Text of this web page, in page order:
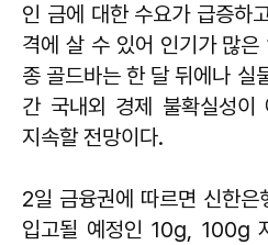
인 금에 대한 수요가 급증하
격에 살 수 있어 인기가 많
종 골드바는 한 달 뒤에나 실
간 국내외 경제 불확실성이
지속할 전망이다.
2일 금융권에 따르면 신한은
입고될 예정인 10g, 100g